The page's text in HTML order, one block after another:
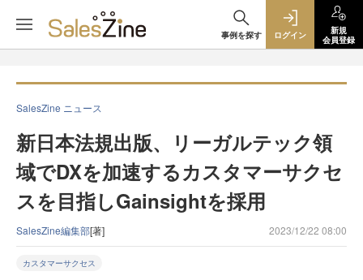
事例を探す ログイン
新規
会員登録
SalesZine ニュース
新日本法規出版、リーガルテック領
域でDXを加速するカスタマーサクセ
スを目指しGainsightを採用
SalesZine編集部[著] 2023/12/22 08:00
カスタマーサクセス